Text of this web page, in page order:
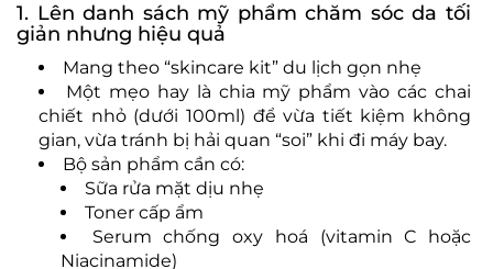
1. Lên danh sách mỹ phẩm chăm sóc da tối
giản nhưng hiệu quả
Mang theo “skincare kit” du lịch gọn nhẹ
Một mẹo hay là chia mỹ phẩm vào các chai
chiết nhỏ (dưới 100ml) để vừa tiết kiệm không
gian, vừa tránh bị hải quan “soi” khi đi máy bay.
Bộ sản phẩm cần có:
Sữa rửa mặt dịu nhẹ
Toner cấp ẩm
Serum chống oxy hoá (vitamin C hoặc
Niacinamide)